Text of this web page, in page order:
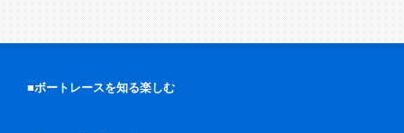
■ボートレースを知る楽しむ